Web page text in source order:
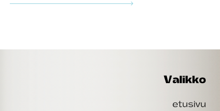
Valikko
etusivu